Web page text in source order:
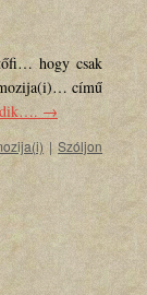
hogy csak
című
→
| Szóljon